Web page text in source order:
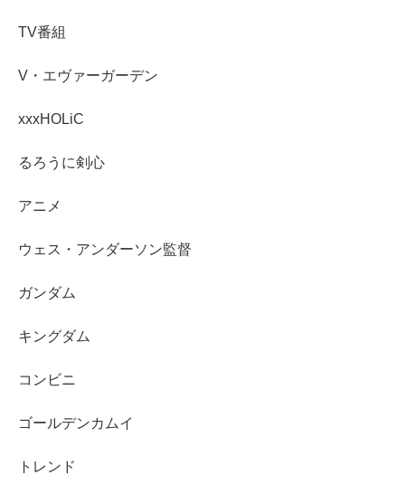
TV番組
V・エヴァーガーデン
xxxHOLiC
るろうに剣心
アニメ
ウェス・アンダーソン監督
ガンダム
キングダム
コンビニ
ゴールデンカムイ
トレンド